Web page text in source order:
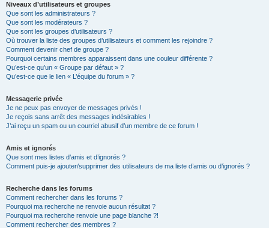
Niveaux d’utilisateurs et groupes
Que sont les administrateurs ?
Que sont les modérateurs ?
Que sont les groupes d’utilisateurs ?
Où trouver la liste des groupes d’utilisateurs et comment les rejoindre ?
Comment devenir chef de groupe ?
Pourquoi certains membres apparaissent dans une couleur différente ?
Qu’est-ce qu’un « Groupe par défaut » ?
Qu’est-ce que le lien « L’équipe du forum » ?
Messagerie privée
Je ne peux pas envoyer de messages privés !
Je reçois sans arrêt des messages indésirables !
J’ai reçu un spam ou un courriel abusif d’un membre de ce forum !
Amis et ignorés
Que sont mes listes d’amis et d’ignorés ?
Comment puis-je ajouter/supprimer des utilisateurs de ma liste d’amis ou d’ignorés ?
Recherche dans les forums
Comment rechercher dans les forums ?
Pourquoi ma recherche ne renvoie aucun résultat ?
Pourquoi ma recherche renvoie une page blanche ?!
Comment rechercher des membres ?